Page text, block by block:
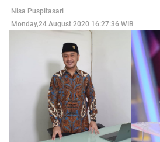
Nisa Puspitasari
Monday,24 August 2020 16:27:36 WIB